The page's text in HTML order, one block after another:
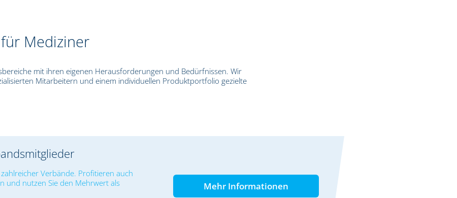
Mediziner
mit ihren eigenen Herausforderungen und Bedürfnissen. Wir
Mitarbeitern und einem individuellen Produktportfolio gezielte
Verbände. Profitieren auch
und nutzen Sie den Mehrwert als
Mehr Informationen